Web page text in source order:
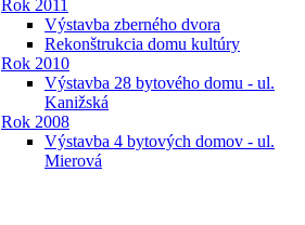
Rok 2011
Výstavba zberného dvora
Rekonštrukcia domu kultúry
Rok 2010
Výstavba 28 bytového domu - ul.
Kanižská
Rok 2008
Výstavba 4 bytových domov - ul.
Mierová